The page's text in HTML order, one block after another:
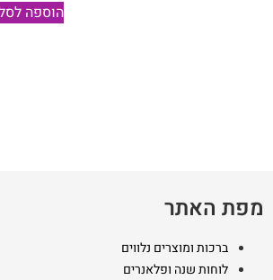
הוספה לסל
מפת האתר
ברכות ומוצרים נלווים
לוחות שנה ופלאנרים